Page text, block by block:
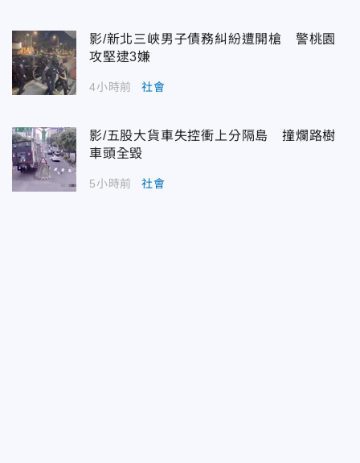
影/新北三峽男子債務糾紛遭開槍 警桃園
攻堅逮3嫌
4小時前 社會
影/五股大貨車失控衝上分隔島 撞爛路樹
車頭全毀
5小時前 社會